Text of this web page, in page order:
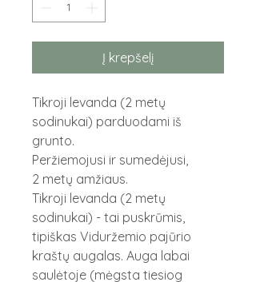
Į krepšelį
Tikroji levanda (2 metų
sodinukai) parduodami iš
grunto.
Peržiemojusi ir sumedėjusi,
2 metų amžiaus.
Tikroji levanda (2 metų
sodinukai) - tai puskrūmis,
tipiškas Viduržemio pajūrio
kraštų augalas. Auga labai
saulėtoje (mėgsta tiesiog